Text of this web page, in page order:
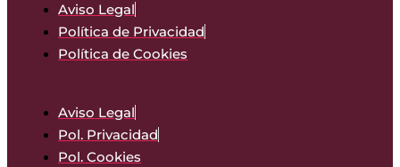
Aviso Legal
Política de Privacidad
Política de Cookies
Aviso Legal
Pol. Privacidad
Pol. Cookies